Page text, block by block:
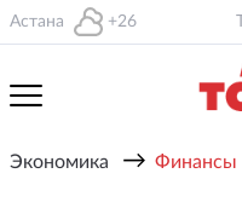
Астана +26
Экономика → Финансы